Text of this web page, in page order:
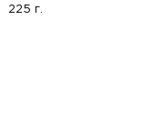
225 г.